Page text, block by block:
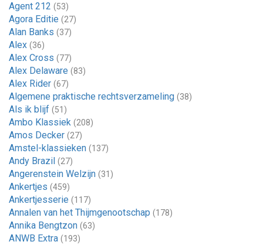
Agent 212 (53)
Agora Editie (27)
Alan Banks (37)
Alex (36)
Alex Cross (77)
Alex Delaware (83)
Alex Rider (67)
Algemene praktische rechtsverzameling (38)
Als ik blijf (51)
Ambo Klassiek (208)
Amos Decker (27)
Amstel-klassieken (137)
Andy Brazil (27)
Angerenstein Welzijn (31)
Ankertjes (459)
Ankertjesserie (117)
Annalen van het Thijmgenootschap (178)
Annika Bengtzon (63)
ANWB Extra (193)